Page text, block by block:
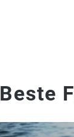
Beste